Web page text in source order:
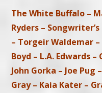
The White Buffalo –
Ryders –
– Torgeir Waldemar
Boyd – L.A. Edwards
John Gorka – Joe Pug
Gray – Kaia Kater –